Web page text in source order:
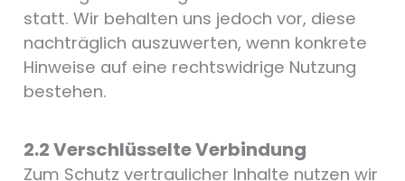
statt. Wir behalten uns jedoch vor, diese
nachträglich auszuwerten, wenn konkrete
Hinweise auf eine rechtswidrige Nutzung
bestehen.
2.2 Verschlüsselte Verbindung
Zum Schutz vertraulicher Inhalte nutzen wir